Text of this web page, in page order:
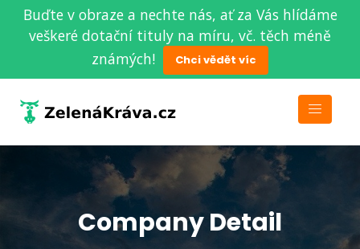
Buďte v obraze a nechte nás, ať za Vás hlídáme
veškeré dotační tituly na míru, vč. těch méně
známých!
Chci vědět víc
Company Detail